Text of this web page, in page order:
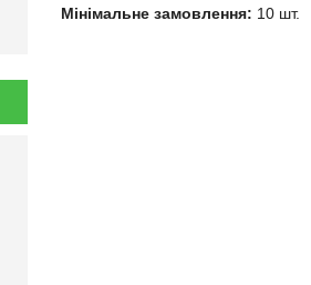
Мінімальне замовлення: 10 шт.